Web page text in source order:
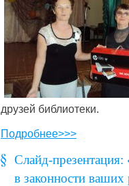
друзей библиотеки.
Подробнее>>>
Cлайд-
в законности